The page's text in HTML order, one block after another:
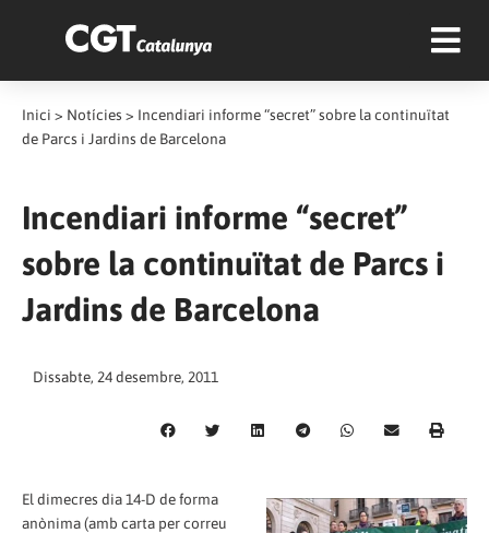
Inici > Notícies > Incendiari informe “secret” sobre la continuïtat
de Parcs i Jardins de Barcelona
Incendiari informe “secret”
sobre la continuïtat de Parcs i
Jardins de Barcelona
Dissabte, 24 desembre, 2011
El dimecres dia 14-D de forma
anònima (amb carta per correu